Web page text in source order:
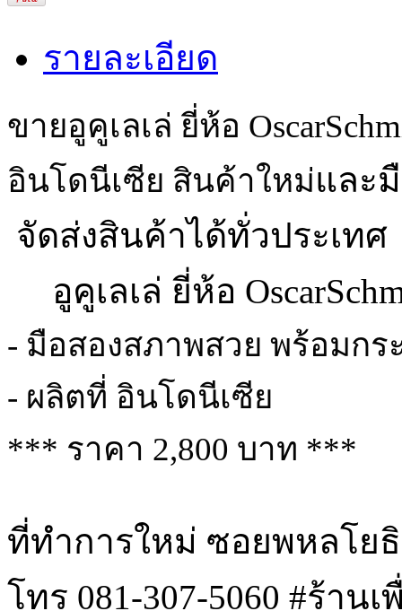
รายละเอียด
ขายอูคูเลเล่ ยี่ห้อ
อินโดนีเซีย สินค้าใหม่และ
จัดส่งสินค้าได้ทั่วประเทศ
อูคูเลเล่ ยี่ห้อ
- มือสองสภาพสวย พร้อมกร
- ผลิตที่ อินโดนีเซีย
*** ราคา 2,800 บาท ***
ที่ทำการใหม่ ซอยพหลโย
โทร 081-307-5060 #ร้า